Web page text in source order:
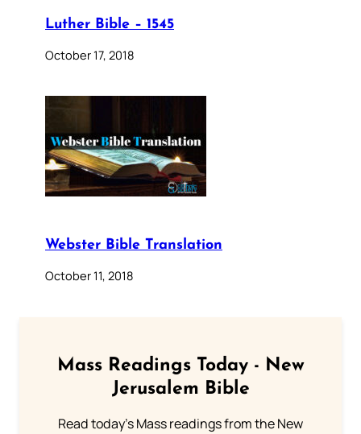
Luther Bible – 1545
October 17, 2018
Webster Bible Translation
October 11, 2018
Mass Readings Today - New
Jerusalem Bible
Read today's Mass readings from the New